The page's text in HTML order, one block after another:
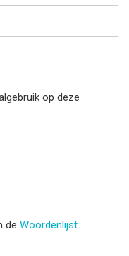
op deze
de Woordenlijst